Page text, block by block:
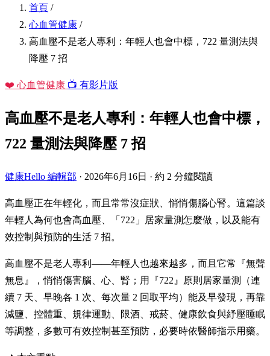
首頁 /
心血管健康 /
高血壓不是老人專利：年輕人也會中標，722 量測法與
降壓 7 招
❤️ 心血管健康 📺 有影片版
高血壓不是老人專利：年輕人也會中標，
722 量測法與降壓 7 招
健康Hello 編輯部 · 2026年6月16日 · 約 2 分鐘閱讀
高血壓正在年輕化，而且常常沒症狀、悄悄傷腦心腎。這篇談
年輕人為何也會高血壓、「722」居家量測怎麼做，以及能有
效控制與預防的生活 7 招。
高血壓不是老人專利——年輕人也越來越多，而且它常『無聲
無息』，悄悄傷害腦、心、腎；用『722』原則居家量測（連
續 7 天、早晚各 1 次、每次量 2 回取平均）能及早發現，再靠
減鹽、控體重、規律運動、限酒、戒菸、健康飲食與紓壓睡眠
等調整，多數可有效控制甚至預防，必要時依醫師指示用藥。